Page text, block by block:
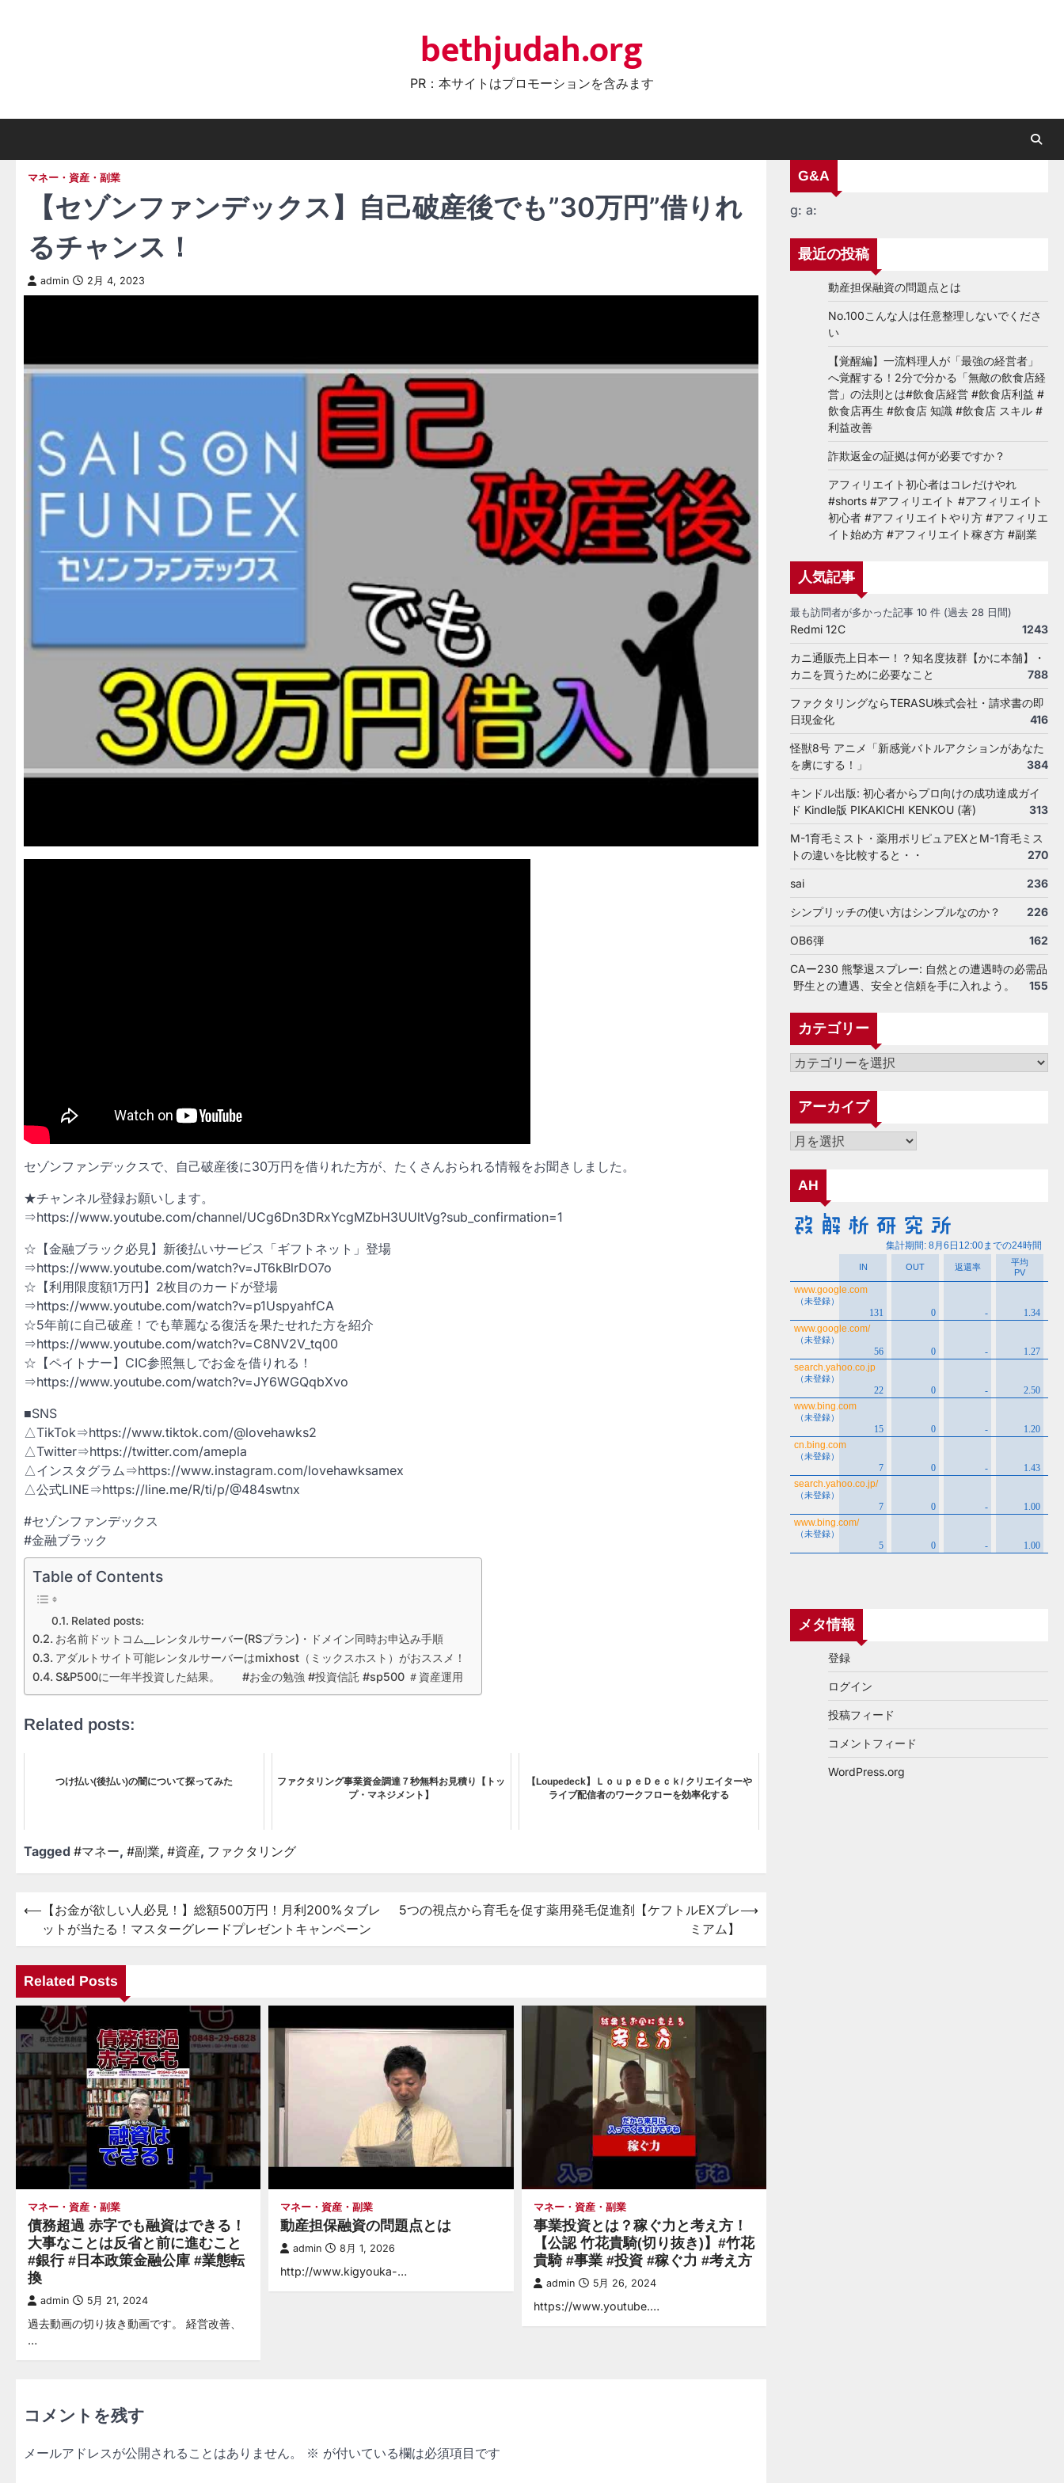
bethjudah.org
PR：本サイトはプロモーションを含みます
マネー・資産・副業
【セゾンファンデックス】自己破産後でも”30万円”借りれ
るチャンス！
admin 2月 4, 2023
セゾンファンデックスで、自己破産後に30万円を借りれた方が、たくさんおられる情報をお聞きしました。
★チャンネル登録お願いします。
⇒https://www.youtube.com/channel/UCg6Dn3DRxYcgMZbH3UUltVg?sub_confirmation=1
☆【金融ブラック必見】新後払いサービス「ギフトネット」登場
⇒https://www.youtube.com/watch?v=JT6kBlrDO7o
☆【利用限度額1万円】2枚目のカードが登場
⇒https://www.youtube.com/watch?v=p1UspyahfCA
☆5年前に自己破産！でも華麗なる復活を果たせれた方を紹介
⇒https://www.youtube.com/watch?v=C8NV2V_tq00
☆【ペイトナー】CIC参照無しでお金を借りれる！
⇒https://www.youtube.com/watch?v=JY6WGQqbXvo
■SNS
△TikTok⇒https://www.tiktok.com/@lovehawks2
△Twitter⇒https://twitter.com/amepla
△インスタグラム⇒https://www.instagram.com/lovehawksamex
△公式LINE⇒https://line.me/R/ti/p/@484swtnx
#セゾンファンデックス
#金融ブラック
Table of Contents
Related posts:
お名前ドットコム__レンタルサーバー(RSプラン)・ドメイン同時お申込み手順
アダルトサイト可能レンタルサーバーはmixhost（ミックスホスト）がおススメ！
S&P500に一年半投資した結果。 #お金の勉強 #投資信託 #sp500 ＃資産運用
Related posts:
つけ払い(後払い)の闇について探ってみた
ファクタリング事業資金調達７秒無料お見積り【トッ
プ・マネジメント】
【Loupedeck】ＬｏｕｐｅＤｅｃｋ/ クリエイターや
ライブ配信者のワークフローを効率化する
Tagged #マネー, #副業, #資産, ファクタリング
投
ビ
ゲ
ー
シ
ョ
ン
⟵ 【お金が欲しい人必見！】総額500万円！月利200%タブレ
ットが当たる！マスターグレードプレゼントキャンペーン
5つの視点から育毛を促す薬用発毛促進剤【ケフトルEXプレ
ミアム】
⟶
Related Posts
マネー・資産・副業
債務超過 赤字でも融資はできる！
大事なことは反省と前に進むこと
#銀行 #日本政策金融公庫 #業態転
換
admin 5月 21, 2024
過去動画の切り抜き動画です。 経営改善、
…
マネー・資産・副業
動産担保融資の問題点とは
admin 8月 1, 2026
http://www.kigyouka-…
マネー・資産・副業
事業投資とは？稼ぐ力と考え方！
【公認 竹花貴騎(切り抜き)】#竹花
貴騎 #事業 #投資 #稼ぐ力 #考え方
admin 5月 26, 2024
https://www.youtube.…
コメントを残す
メールアドレスが公開されることはありません。 ※ が付いている欄は必須項目です
G&A
g: a:
最近の投稿
動産担保融資の問題点とは
No.100こんな人は任意整理しないでくださ
い
【覚醒編】一流料理人が「最強の経営者」
へ覚醒する！2分で分かる「無敵の飲食店経
営」の法則とは#飲食店経営 #飲食店利益 #
飲食店再生 #飲食店 知識 #飲食店 スキル #
利益改善
詐欺返金の証拠は何が必要ですか？
アフィリエイト初心者はコレだけやれ
#shorts #アフィリエイト #アフィリエイト
初心者 #アフィリエイトやり方 #アフィリエ
イト始め方 #アフィリエイト稼ぎ方 #副業
人気記事
最も訪問者が多かった記事 10 件 (過去 28 日間)
Redmi 12C 1243
カニ通販売上日本一！？知名度抜群【かに本舗】・
カニを買うために必要なこと
788
ファクタリングならTERASU株式会社・請求書の即
日現金化
416
怪獣8号 アニメ「新感覚バトルアクションがあなた
を虜にする！」
384
キンドル出版: 初心者からプロ向けの成功達成ガイ
ド Kindle版 PIKAKICHI KENKOU (著)
313
M-1育毛ミスト・薬用ポリピュアEXとM-1育毛ミス
トの違いを比較すると・・
270
sai 236
シンプリッチの使い方はシンプルなのか？ 226
OB6弾 162
CAー230 熊撃退スプレー: 自然との遭遇時の必需品
野生との遭遇、安全と信頼を手に入れよう。
155
カテゴリー
カ
ゴ
ー
アーカイブ
ア
カ
ブ
AH
メタ情報
登録
ログイン
投稿フィード
コメントフィード
WordPress.org